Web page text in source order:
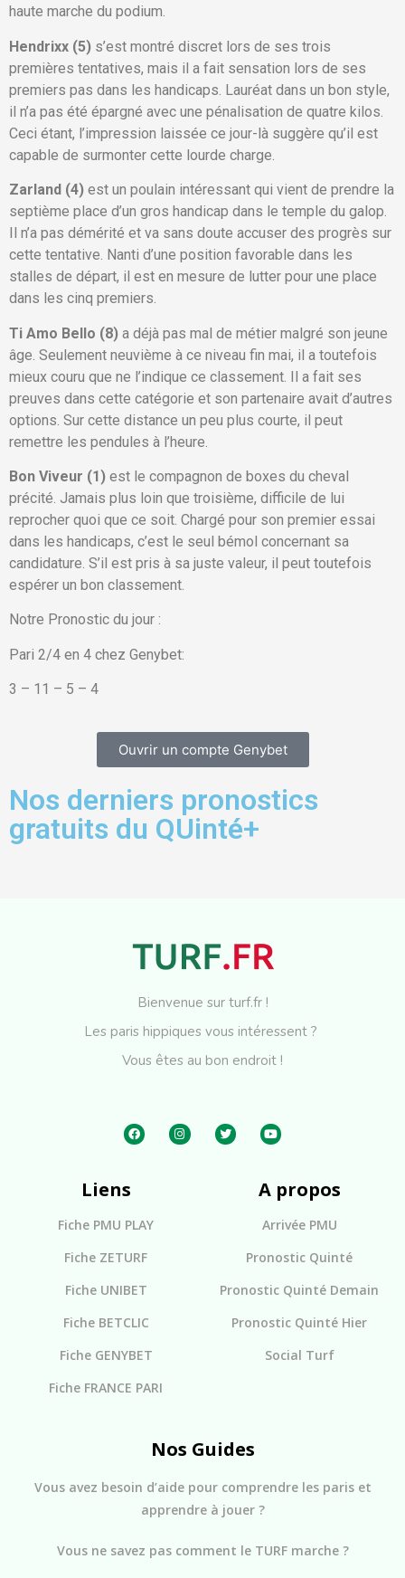
haute marche du podium.
Hendrixx (5) s’est montré discret lors de ses trois
premières tentatives, mais il a fait sensation lors de ses
premiers pas dans les handicaps. Lauréat dans un bon style,
il n’a pas été épargné avec une pénalisation de quatre kilos.
Ceci étant, l’impression laissée ce jour-là suggère qu’il est
capable de surmonter cette lourde charge.
Zarland (4) est un poulain intéressant qui vient de prendre la
septième place d’un gros handicap dans le temple du galop.
Il n’a pas démérité et va sans doute accuser des progrès sur
cette tentative. Nanti d’une position favorable dans les
stalles de départ, il est en mesure de lutter pour une place
dans les cinq premiers.
Ti Amo Bello (8) a déjà pas mal de métier malgré son jeune
âge. Seulement neuvième à ce niveau fin mai, il a toutefois
mieux couru que ne l’indique ce classement. Il a fait ses
preuves dans cette catégorie et son partenaire avait d’autres
options. Sur cette distance un peu plus courte, il peut
remettre les pendules à l’heure.
Bon Viveur (1) est le compagnon de boxes du cheval
précité. Jamais plus loin que troisième, difficile de lui
reprocher quoi que ce soit. Chargé pour son premier essai
dans les handicaps, c’est le seul bémol concernant sa
candidature. S’il est pris à sa juste valeur, il peut toutefois
espérer un bon classement.
Notre Pronostic du jour :
Pari 2/4 en 4 chez Genybet:
3 – 11 – 5 – 4
Ouvrir un compte Genybet
Nos derniers pronostics
gratuits du QUinté+
Bienvenue sur turf.fr !
Les paris hippiques vous intéressent ?
Vous êtes au bon endroit !
Liens
Fiche PMU PLAY
Fiche ZETURF
Fiche UNIBET
Fiche BETCLIC
Fiche GENYBET
Fiche FRANCE PARI
A propos
Arrivée PMU
Pronostic Quinté
Pronostic Quinté Demain
Pronostic Quinté Hier
Social Turf
Nos Guides
Vous avez besoin d’aide pour comprendre les paris et
apprendre à jouer ?
Vous ne savez pas comment le TURF marche ?